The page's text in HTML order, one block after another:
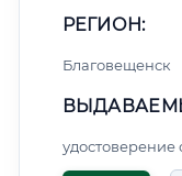
РЕГИОН:
Благовещенск